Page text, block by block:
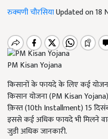
रुक्मणी चौरसियाUpdated on 18
PM Kisan Yojana
किसानों के फायदे के लिए कई
किसान योजना (PM Kisan
क़िस्त (10th Installment) 15
इससे कई अधिक फायदे भी मिलने
जुडी अधिक जानकारी.